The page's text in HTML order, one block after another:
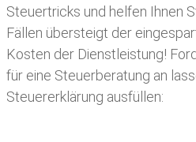
Steuertricks und helfen Ihnen
Fällen übersteigt der
Kosten der Dienstleistung!
für eine Steuerberatung an
Steuererklärung ausfüllen: